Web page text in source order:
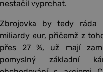
nestačil vyprchat.
Zbrojovka by tedy ráda
miliardy eur, přičemž z
přes 27 %, už mají
pomyslný základní